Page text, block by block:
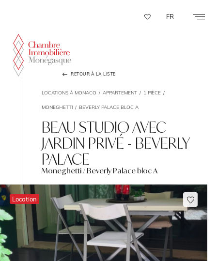
FR
RETOUR À LA LISTE
LOCATIONS À MONACO APPARTEMENT 1 PIÈCE
MONEGHETTI BEVERLY PALACE BLOC A
BEAU STUDIO AVEC
JARDIN PRIVÉ - BEVERLY
PALACE
Moneghetti / Beverly Palace bloc A
Location